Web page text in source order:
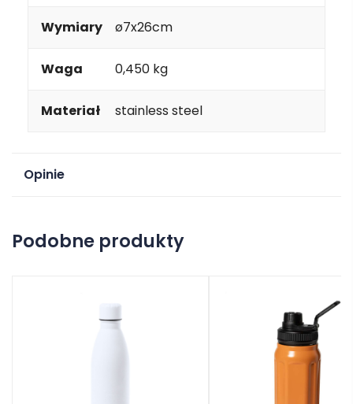
Wymiary ø7x26cm
Waga 0,450 kg
Materiał stainless steel
Opinie
Podobne produkty